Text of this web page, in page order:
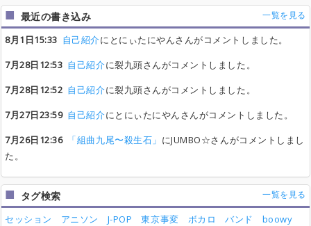
最近の書き込み 一覧を見る
8月1日15:33 自己紹介にとにぃたにやんさんがコメントしました。
7月28日12:53 自己紹介に裂九頭さんがコメントしました。
7月28日12:52 自己紹介に裂九頭さんがコメントしました。
7月27日23:59 自己紹介にとにぃたにやんさんがコメントしました。
7月26日12:36
「組曲九尾〜殺生石」 にJUMBO☆さんがコメントしまし
た。
タグ検索 一覧を見る
セッション アニソン J-POP 東京事変 ボカロ バンド
boowy